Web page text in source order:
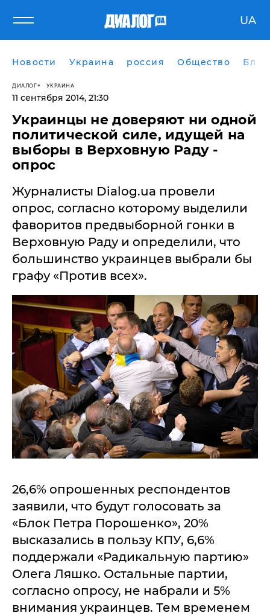
UA
Новости Украина россия Общество
ДИАЛОГ УКРАИНА
11 сентября 2014, 21:30
Украинцы не доверяют ни одной
политической силе, идущей на
выборы в Верховную Раду -
опрос
​Журналисты Dialog.ua провели
опрос, согласно которому выделили
фаворитов предвыборной гонки в
Верховную Раду и определили, что
большинство украинцев выбрали бы
графу «Против всех».
26,6% опрошенных респондентов
заявили, что будут голосовать за
«Блок Петра Порошенко», 20%
высказались в пользу КПУ, 6,6%
поддержали «Радикальную партию»
Олега Ляшко. Остальные партии,
согласно опросу, не набрали и 5%
внимания украинцев. Тем временем